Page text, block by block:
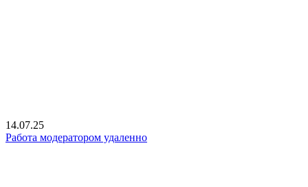
14.07.25
Работа модератором удаленно